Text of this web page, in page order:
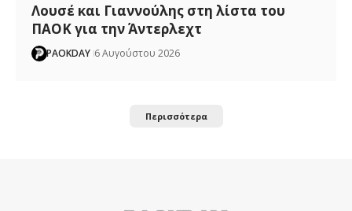
Λουσέ και Γιαννούλης στη λίστα του
ΠΑΟΚ για την Άντερλεχτ
PAOKDAY 6 Αυγούστου 2026
Περισσότερα